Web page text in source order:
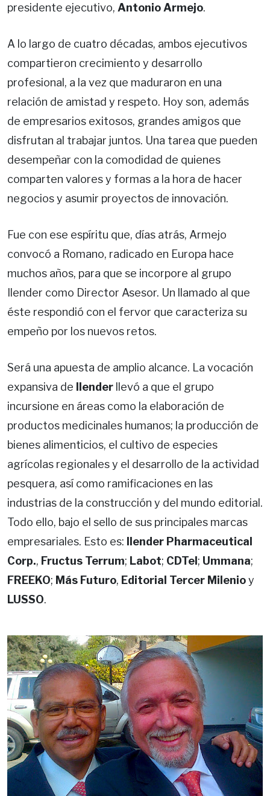
presidente ejecutivo, Antonio Armejo.
A lo largo de cuatro décadas, ambos ejecutivos
compartieron crecimiento y desarrollo
profesional, a la vez que maduraron en una
relación de amistad y respeto. Hoy son, además
de empresarios exitosos, grandes amigos que
disfrutan al trabajar juntos. Una tarea que pueden
desempeñar con la comodidad de quienes
comparten valores y formas a la hora de hacer
negocios y asumir proyectos de innovación.
Fue con ese espíritu que, días atrás, Armejo
convocó a Romano, radicado en Europa hace
muchos años, para que se incorpore al grupo
Ilender como Director Asesor. Un llamado al que
éste respondió con el fervor que caracteriza su
empeño por los nuevos retos.
Será una apuesta de amplio alcance. La vocación
expansiva de
Ilender
llevó a que el grupo
incursione en áreas como la elaboración de
productos medicinales humanos; la producción de
bienes alimenticios, el cultivo de especies
agrícolas regionales y el desarrollo de la actividad
pesquera, así como ramificaciones en las
industrias de la construcción y del mundo editorial.
Todo ello, bajo el sello de sus principales marcas
empresariales. Esto es:
Ilender Pharmaceutical
Corp., Fructus Terrum; Labot; CDTel ; Ummana;
FREEKO; Más Futuro, Editorial Tercer Milenioy
LUSSO.